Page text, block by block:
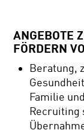
ANGEBOTE
FÖRDERN
Beratung,
Familie
Recruiting